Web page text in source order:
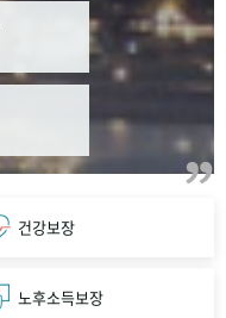
건강보장
노후소득보장